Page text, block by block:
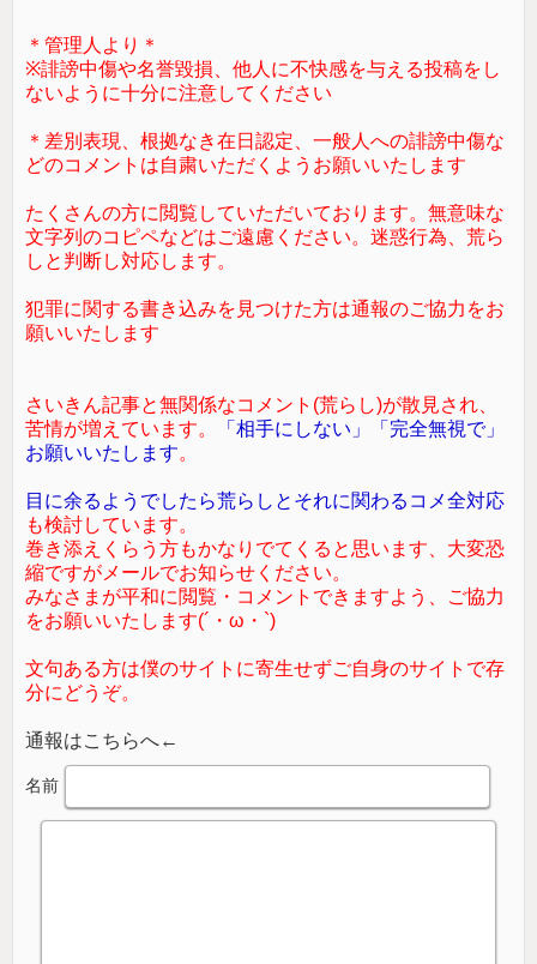
＊管理人より＊
※誹謗中傷や名誉毀損、他人に不快感を与える投稿をし
ないように十分に注意してください
＊差別表現、根拠なき在日認定、一般人への誹謗中傷な
どのコメントは自粛いただくようお願いいたします
たくさんの方に閲覧していただいております。無意味な
文字列のコピペなどはご遠慮ください。迷惑行為、荒ら
しと判断し対応します。
犯罪に関する書き込みを見つけた方は通報のご協力をお
願いいたします
さいきん記事と無関係なコメント(荒らし)が散見され、
苦情が増えています。
「相手にしない」「完全無視で」
お願いいたします。
目に余るようでしたら荒らしとそれに関わるコメ全対応
も検討しています。
巻き添えくらう方もかなりでてくると思います、大変恐
縮ですがメールでお知らせください。
みなさまが平和に閲覧・コメントできますよう、ご協力
をお願いいたします(´・ω・`)
文句ある方は僕のサイトに寄生せずご自身のサイトで存
分にどうぞ。
通報はこちらへ←
名前